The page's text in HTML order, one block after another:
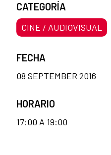
CATEGORÍA
CINE / AUDIOVISUAL
FECHA
08 SEPTEMBER 2016
HORARIO
17:00 A 19:00